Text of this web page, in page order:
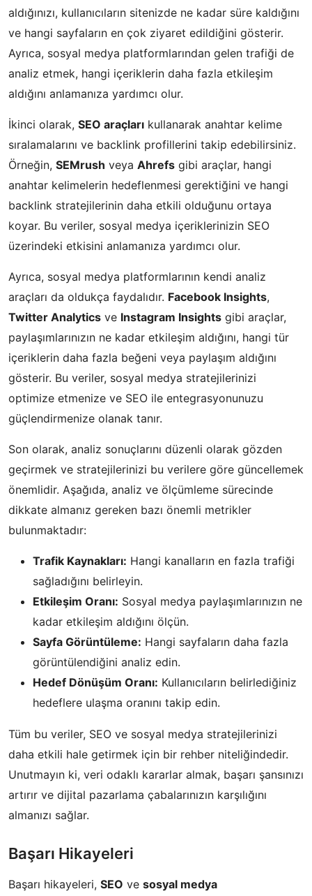
aldığınızı, kullanıcıların sitenizde ne kadar süre kaldığını
ve hangi sayfaların en çok ziyaret edildiğini gösterir.
Ayrıca, sosyal medya platformlarından gelen trafiği de
analiz etmek, hangi içeriklerin daha fazla etkileşim
aldığını anlamanıza yardımcı olur.
İkinci olarak, SEO araçları kullanarak anahtar kelime
sıralamalarını ve backlink profillerini takip edebilirsiniz.
Örneğin, SEMrush veya Ahrefs gibi araçlar, hangi
anahtar kelimelerin hedeflenmesi gerektiğini ve hangi
backlink stratejilerinin daha etkili olduğunu ortaya
koyar. Bu veriler, sosyal medya içeriklerinizin SEO
üzerindeki etkisini anlamanıza yardımcı olur.
Ayrıca, sosyal medya platformlarının kendi analiz
araçları da oldukça faydalıdır. Facebook Insights,
Twitter Analytics ve Instagram Insights gibi araçlar,
paylaşımlarınızın ne kadar etkileşim aldığını, hangi tür
içeriklerin daha fazla beğeni veya paylaşım aldığını
gösterir. Bu veriler, sosyal medya stratejilerinizi
optimize etmenize ve SEO ile entegrasyonunuzu
güçlendirmenize olanak tanır.
Son olarak, analiz sonuçlarını düzenli olarak gözden
geçirmek ve stratejilerinizi bu verilere göre güncellemek
önemlidir. Aşağıda, analiz ve ölçümleme sürecinde
dikkate almanız gereken bazı önemli metrikler
bulunmaktadır:
Trafik Kaynakları: Hangi kanalların en fazla trafiği
sağladığını belirleyin.
Etkileşim Oranı: Sosyal medya paylaşımlarınızın ne
kadar etkileşim aldığını ölçün.
Sayfa Görüntüleme: Hangi sayfaların daha fazla
görüntülendiğini analiz edin.
Hedef Dönüşüm Oranı: Kullanıcıların belirlediğiniz
hedeflere ulaşma oranını takip edin.
Tüm bu veriler, SEO ve sosyal medya stratejilerinizi
daha etkili hale getirmek için bir rehber niteliğindedir.
Unutmayın ki, veri odaklı kararlar almak, başarı şansınızı
artırır ve dijital pazarlama çabalarınızın karşılığını
almanızı sağlar.
Başarı Hikayeleri
Başarı hikayeleri, SEO ve sosyal medya